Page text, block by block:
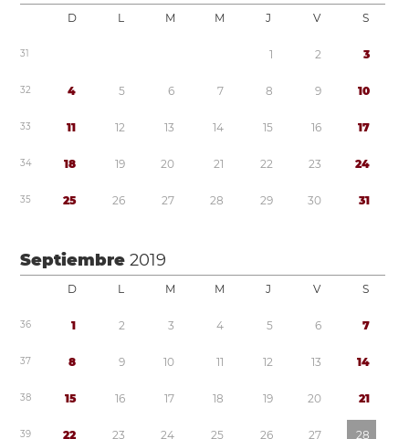
D L M M J V S
31 1 2 3
32 4 5 6 7 8 9 10
33 11 12 13 14 15 16 17
34 18 19 20 21 22 23 24
35 25 26 27 28 29 30 31
Septiembre2019
D L M M J V S
36 1 2 3 4 5 6 7
37 8 9 10 11 12 13 14
38 15 16 17 18 19 20 21
39 22 23 24 25 26 27 28